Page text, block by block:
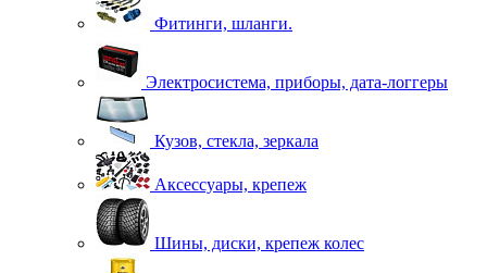
Фитинги, шланги.
Электросистема, приборы, дата-логгеры
Кузов, стекла, зеркала
Аксессуары, крепеж
Шины, диски, крепеж колес